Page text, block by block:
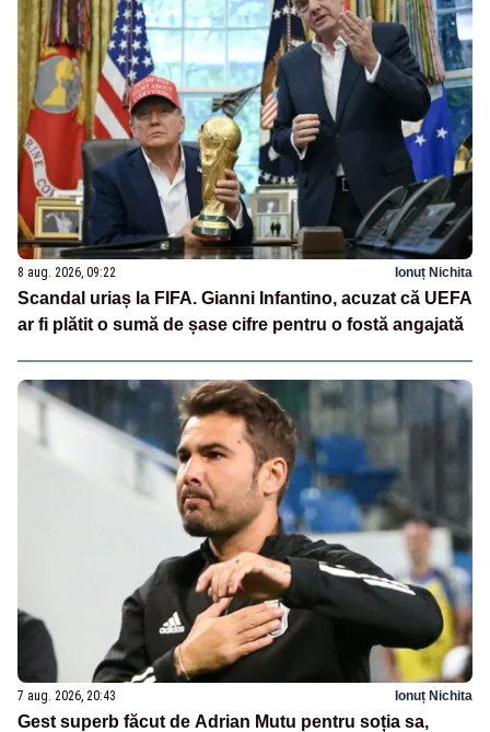
8 aug. 2026, 09:22 Ionuț Nichita
Scandal uriaș la FIFA. Gianni Infantino, acuzat că UEFA
ar fi plătit o sumă de șase cifre pentru o fostă angajată
7 aug. 2026, 20:43 Ionuț Nichita
Gest superb făcut de Adrian Mutu pentru soția sa,